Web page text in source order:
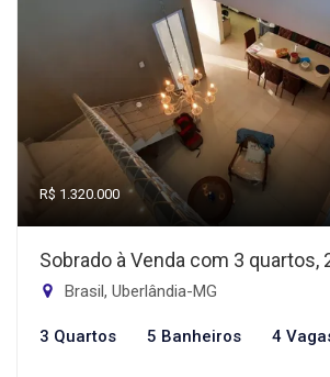
R$ 1.320.000
Sobrado à Venda com 3 quartos,
Brasil, Uberlândia-MG
3 Quartos 5 Banheiros 4